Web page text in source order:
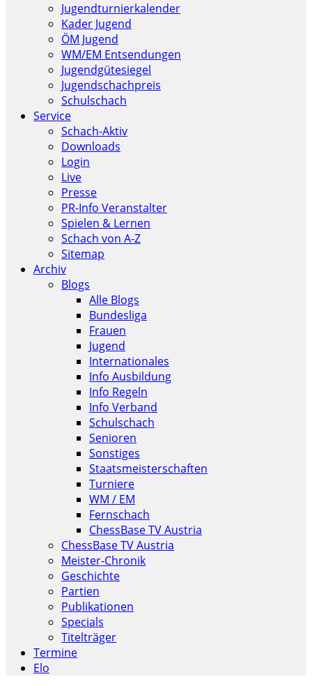
Jugendturnierkalender
Kader Jugend
ÖM Jugend
WM/EM Entsendungen
Jugendgütesiegel
Jugendschachpreis
Schulschach
Service
Schach-Aktiv
Downloads
Login
Live
Presse
PR-Info Veranstalter
Spielen & Lernen
Schach von A-Z
Sitemap
Archiv
Blogs
Alle Blogs
Bundesliga
Frauen
Jugend
Internationales
Info Ausbildung
Info Regeln
Info Verband
Schulschach
Senioren
Sonstiges
Staatsmeisterschaften
Turniere
WM / EM
Fernschach
ChessBase TV Austria
ChessBase TV Austria
Meister-Chronik
Geschichte
Partien
Publikationen
Specials
Titelträger
Termine
Elo